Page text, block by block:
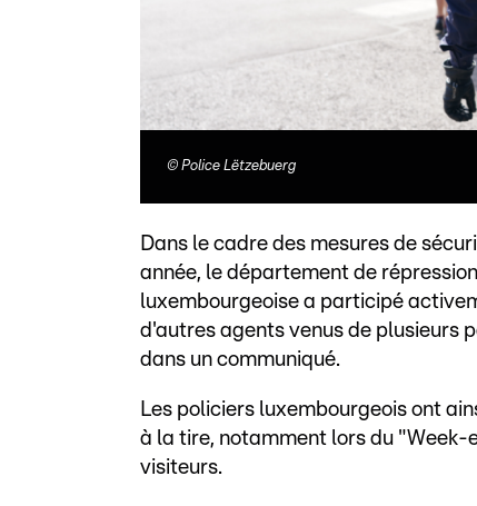
© Police Lëtzebuerg
Dans le cadre des mesures de
année, le département de
luxembourgeoise a participé
d'autres agents venus de plusieurs
dans un communiqué.
Les policiers luxembourgeois ont
à la tire, notamment lors du
visiteurs.